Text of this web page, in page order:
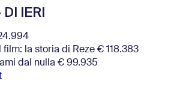
IERI
film: la storia di Reze € 118.383
dal nulla € 99.935